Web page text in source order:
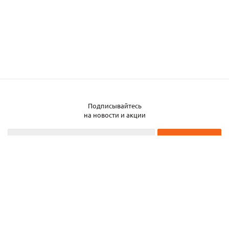
Подписывайтесь
на новости и акции